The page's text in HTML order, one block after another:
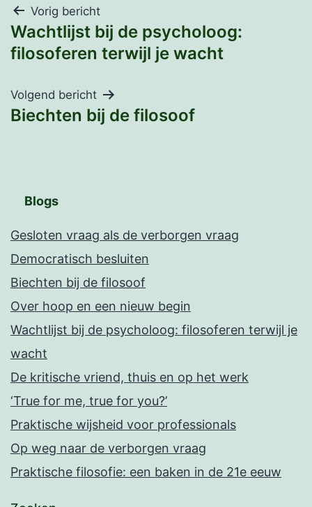
Bericht
navigatie
Vorig bericht
Wachtlijst bij de psycholoog:
filosoferen terwijl je wacht
Volgend bericht
Biechten bij de filosoof
Blogs
Gesloten vraag als de verborgen vraag
Democratisch besluiten
Biechten bij de filosoof
Over hoop en een nieuw begin
Wachtlijst bij de psycholoog: filosoferen terwijl je
wacht
De kritische vriend, thuis en op het werk
‘True for me, true for you?’
Praktische wijsheid voor professionals
Op weg naar de verborgen vraag
Praktische filosofie: een baken in de 21e eeuw